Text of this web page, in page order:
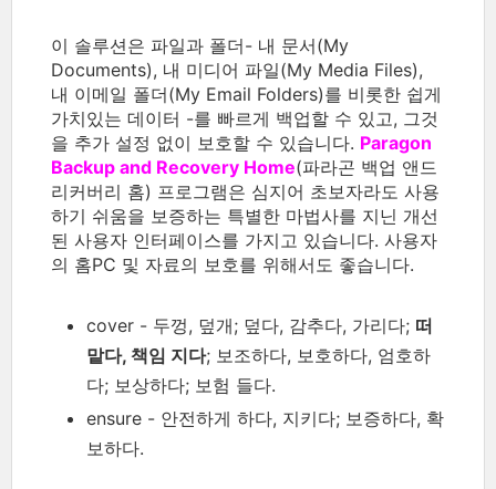
이 솔루션은 파일과 폴더- 내 문서(My
Documents), 내 미디어 파일(My Media Files),
내 이메일 폴더(My Email Folders)를 비롯한 쉽게
가치있는 데이터 -를 빠르게 백업할 수 있고, 그것
을 추가 설정 없이 보호할 수 있습니다. Paragon
Backup and Recovery Home(파라곤 백업 앤드
리커버리 홈) 프로그램은 심지어 초보자라도 사용
하기 쉬움을 보증하는 특별한 마법사를 지닌 개선
된 사용자 인터페이스를 가지고 있습니다. 사용자
의 홈PC 및 자료의 보호를 위해서도 좋습니다.
cover - 두껑, 덮개; 덮다, 감추다, 가리다; 떠
맡다, 책임 지다; 보조하다, 보호하다, 엄호하
다; 보상하다; 보험 들다.
ensure - 안전하게 하다, 지키다; 보증하다, 확
보하다.